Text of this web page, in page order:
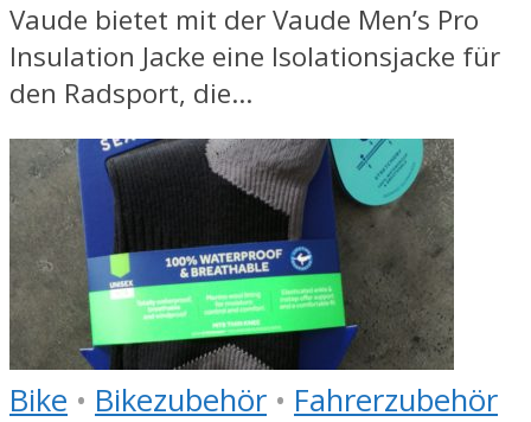
Vaude bietet mit der Vaude Men’s Pro
Insulation Jacke eine Isolationsjacke für
den Radsport, die...
Bike • Bikezubehör • Fahrerzubehör